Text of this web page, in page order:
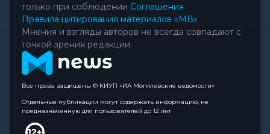
только при соблюдении Соглашения
Правила цитирования материалов «МВ»
Мнения и взгляды авторов не всегда совпадают с
точкой зрения редакции.
Все права защищены © КИУП «ИА Могилевские ведомости»
Отдельные публикации могут содержать информацию, не
предназначенную для пользователей до 12 лет